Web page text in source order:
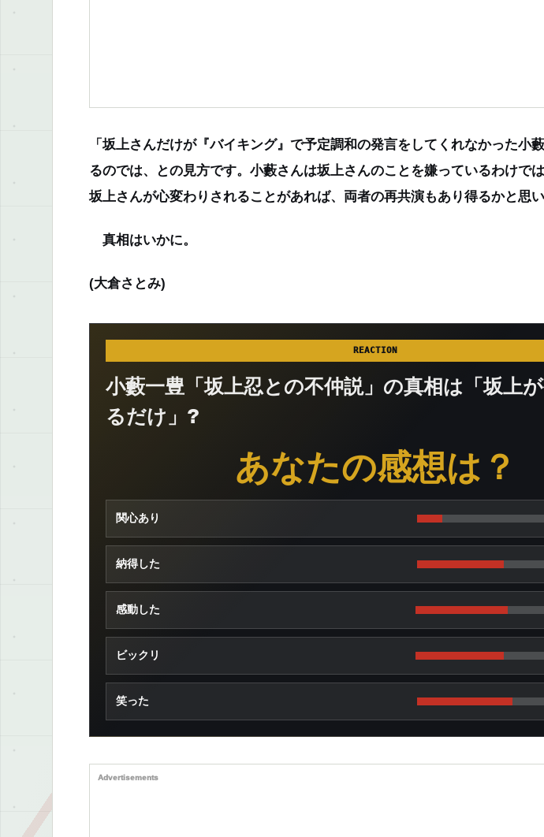
「坂上さんだけが『バイキング』で予定調和の発言をしてくれなかった小
るのでは、との見方です。小藪さんは坂上さんのことを嫌っているわけでは
坂上さんが心変わりされることがあれば、両者の再共演もあり得るかと思い
真相はいかに。
(大倉さとみ)
REACTION
小藪一豊「坂上忍との不仲説」の真相は「坂上
るだけ」?
あなたの感想は？
関心あり
納得した
感動した
ビックリ
笑った
Advertisements